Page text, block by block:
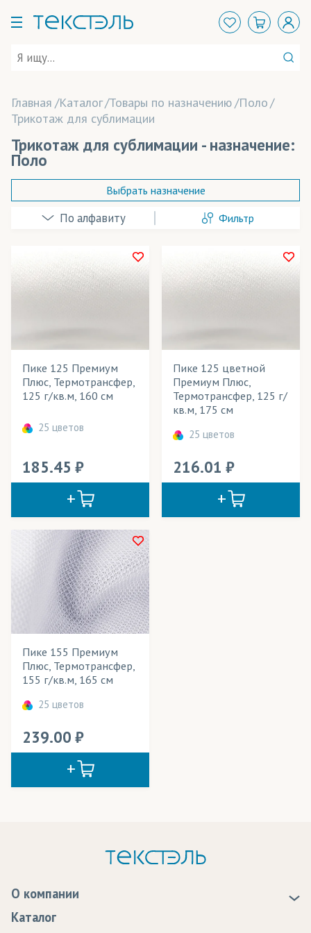
Главная Каталог Товары по назначению Поло
Трикотаж для сублимации
Трикотаж для сублимации - назначение:
Поло
Арт-объекты
Балаклавы
Баскетбольная форма
Блузки
Бомберы
Велошорты
Галстуки
Гимнастическая форма
Декорации
Детская одежда
Детские игрушки
Игрушки антистресс
Кабинетные флаги
Картины
Лонгсливы
Майки
Выбрать назначение
Фильтр
В наличии
Розничная цена
Ширина рулона
Плотность
Технология печати
Применение в изделиях
Тип товара
Cостав ткани
Пике 125 Премиум
Плюс, Термотрансфер,
125 г/кв.м, 160 см
25 цветов
185.45
Пике 125 цветной
Премиум Плюс,
Термотрансфер, 125 г/
кв.м, 175 см
25 цветов
216.01
Пике 155 Премиум
Плюс, Термотрансфер,
155 г/кв.м, 165 см
25 цветов
239.00
О компании
Каталог